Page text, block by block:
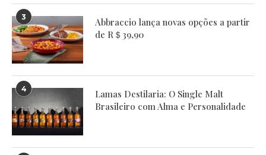
3
Abbraccio lança novas opções a partir
de R＄39,90
4
Lamas Destilaria: O Single Malt
Brasileiro com Alma e Personalidade